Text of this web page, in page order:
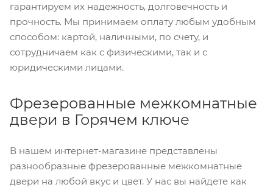
гарантируем их надежность, долговечность и
прочность. Мы принимаем оплату любым удобным
способом: картой, наличными, по счету, и
сотрудничаем как с физическими, так и с
юридическими лицами.
Фрезерованные межкомнатные
двери в Горячем ключе
В нашем интернет-магазине представлены
разнообразные фрезерованные межкомнатные
двери на любой вкус и цвет. У нас вы найдете как